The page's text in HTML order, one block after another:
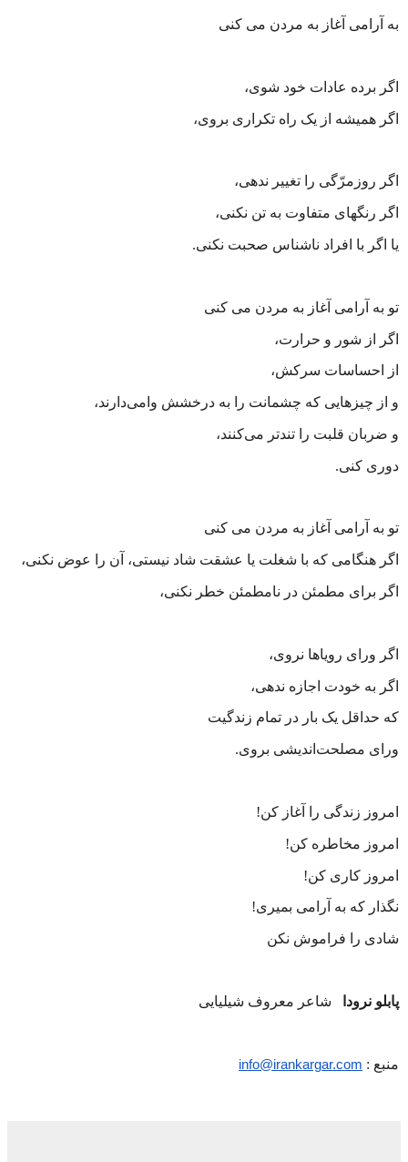
به آرامی آغاز به مردن می کنی
اگر برده‏ عادات خود شوی،
اگر همیشه از یک راه تکراری بروی،
اگر روزمرّگی را تغییر ندهی،
اگر رنگ‏های متفاوت به تن نکنی،
یا اگر با افراد ناشناس صحبت نکنی.
تو به آرامی آغاز به مردن می کنی
اگر از شور و حرارت،
از احساسات سرکش،
و از چیزهایی که چشمانت را به درخشش وامی‌دارند،
و ضربان قلبت را تندتر می‌کنند،
دوری کنی.
تو به آرامی آغاز به مردن می کنی
اگر هنگامی که با شغلت‌ یا عشقت شاد نیستی، آن را عوض نکنی،
اگر برای مطمئن در نامطمئن خطر نکنی،
اگر ورای رویاها نروی،
اگر به خودت اجازه ندهی،
که حداقل یک بار در تمام زندگیت
ورای مصلحت‌اندیشی بروی.
امروز زندگی را آغاز کن!
امروز مخاطره کن!
امروز کاری کن!
نگذار که به آرامی بمیری!
شادی را فراموش نکن
پابلو نرودا شاعر معروف شیلیایی
منبع : info@irankargar.com